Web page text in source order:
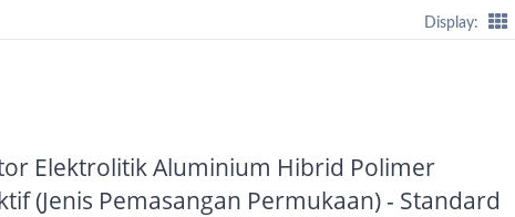
Display:
Elektrolitik Aluminium Hibrid Polimer
(Jenis Pemasangan Permukaan) - Standard